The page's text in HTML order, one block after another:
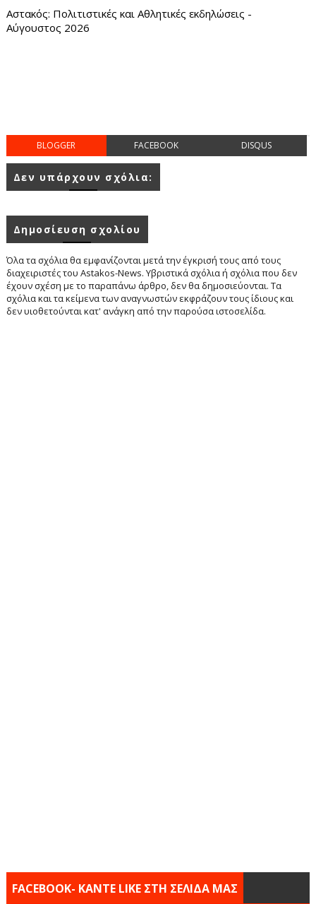
Αστακός: Πολιτιστικές και Αθλητικές εκδηλώσεις -
Αύγουστος 2026
BLOGGER FACEBOOK DISQUS
Δεν υπάρχουν σχόλια:
Δημοσίευση σχολίου
Όλα τα σχόλια θα εμφανίζονται μετά την έγκρισή τους από τους
διαχειριστές του Astakos-News. Υβριστικά σχόλια ή σχόλια που δεν
έχουν σχέση με το παραπάνω άρθρο, δεν θα δημοσιεύονται. Τα
σχόλια και τα κείμενα των αναγνωστών εκφράζουν τους ίδιους και
δεν υιοθετούνται κατ' ανάγκη από την παρούσα ιστοσελίδα.
FACEBOOK- KANTE LIKE ΣΤΗ ΣΕΛΙΔΑ ΜΑΣ